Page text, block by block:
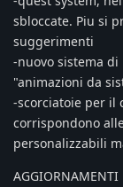
sbloccate. Piu si
suggerimenti
-nuovo sistema
"animazioni da
-scorciatoie per il
corrispondono
personalizzabili
AGGIORNAMENTI